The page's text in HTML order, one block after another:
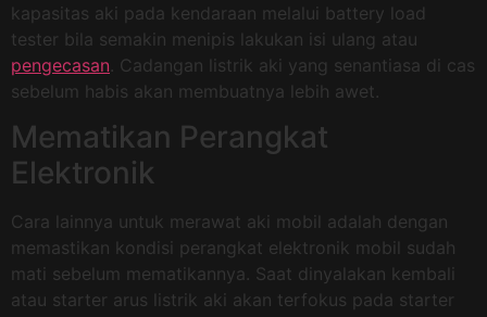
kapasitas aki pada kendaraan melalui battery load
tester bila semakin menipis lakukan isi ulang atau
pengecasan . Cadangan listrik aki yang senantiasa di cas
sebelum habis akan membuatnya lebih awet.
Mematikan Perangkat
Elektronik
Cara lainnya untuk merawat aki mobil adalah dengan
memastikan kondisi perangkat elektronik mobil sudah
mati sebelum mematikannya. Saat dinyalakan kembali
atau starter arus listrik aki akan terfokus pada starter